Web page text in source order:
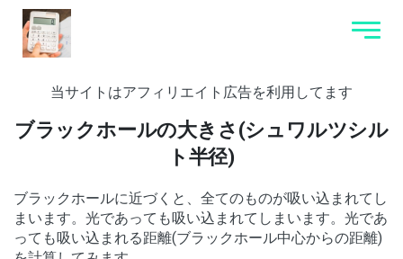
当サイトはアフィリエイト広告を利用してます
ブラックホールの大きさ(シュワルツシル
ト半径)
ブラックホールに近づくと、全てのものが吸い込まれてし
まいます。光であっても吸い込まれてしまいます。光であ
っても吸い込まれる距離(ブラックホール中心からの距離)